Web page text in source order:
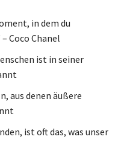
in dem du
Coco Chanel
ist in seiner
aus denen äußere
ist oft das, was unser